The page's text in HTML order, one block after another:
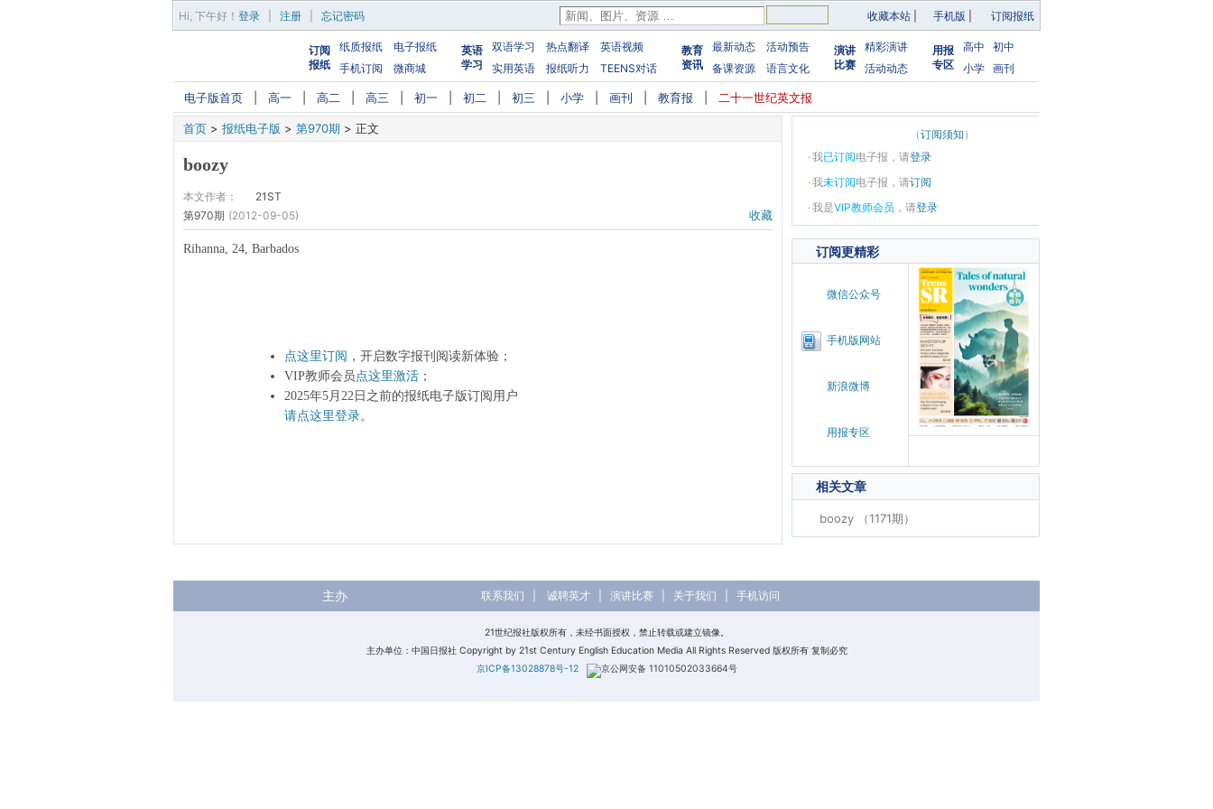
Hi, 下午好 ！ 登录 注册 忘记密码 收藏本站 手机版 订阅报纸
订阅
报纸
纸质报纸
电子报纸
手机订阅
微商城
英语
学习
双语学习 热点翻译
英语视频
实用英语
报纸听力 TEENS对话
教育
资讯
最新动态
活动预告
备课资源
语言文化
演讲
比赛
精彩演讲
活动动态
用报
专区
高中
初中
小学 画刊
电子版首页 高一 高二 高三 初一 初二 初三 小学 画刊 教育报 二十一世纪英文报
首页 > 报纸电子版 > 第970期 > 正文
boozy
本文作者：
21ST
第970期 (2012-09-05) 收藏
Rihanna, 24, Barbados
点这里订阅 ，开启数字报刊阅读新体验；
VIP教师会员点这里激活 ；
2025年5月22日之前的报纸电子版订阅用户
请点这里登录。
（订阅须知 ）
·我已订阅电子报，请登录
·我未订阅电子报，请订阅
·我是VIP教师会员 ，请登录
订阅更精彩
微信公众号
手机版网站
新浪微博
用报专区
相关文章
boozy （1171期）
主办 联系我们 诚聘英才| 演讲比赛| 关于我们 手机访问
21世纪报社版权所有，未经书面授权，禁止转载或建立镜像。
主办单位：中国日报社 Copyright by 21st Century English Education Media All Rights Reserved 版权所有 复制必究
京ICP备13028878号-12
京公网安备 11010502033664号